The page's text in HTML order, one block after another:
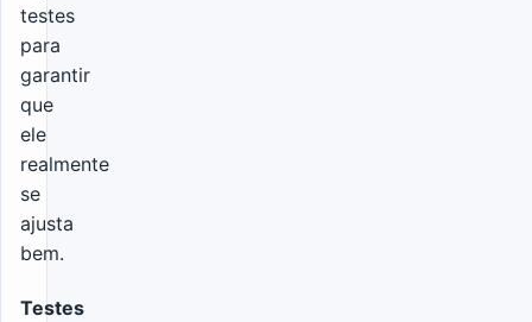
testes
para
garantir
que
ele
realmente
se
ajusta
bem.
Testes